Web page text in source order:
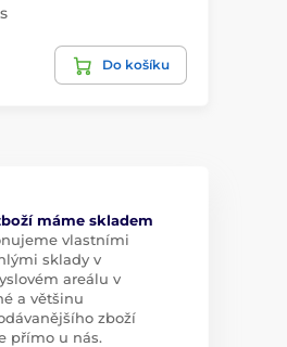
Do košíku
máme skladem
vlastními
sklady v
areálu v
a většinu
zboží
přímo u nás.